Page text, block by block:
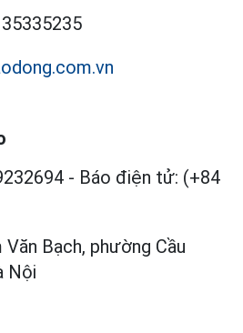
- Báo điện tử: (+84
Bạch, phường Cầu
Nội